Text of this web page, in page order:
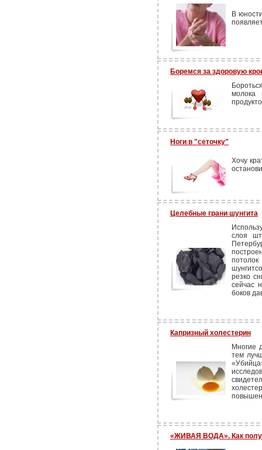
В
Боремся за здоровую
молока
Ноги в "сеточку"
Хочу
Целебные грани шунгита
слоя
резко
сейчас
боков
Капризный холестерин
Многие
тем
«ЖИВАЯ ВОДА». Как